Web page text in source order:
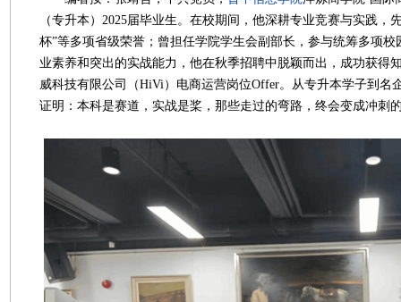
（专升本）2025届毕业生。在校期间，他深耕专业竞赛与实践，
杯”等多项省级荣誉；曾担任学院学生会副部长，参与统筹多项校
业素养和突出的实战能力，他在秋季招聘中脱颖而出，成功获
威科技有限公司（HiVi）电商运营岗位Offer。从专升本学子到名
证明：本科是赛道，实战是桨，那些走过的弯路，终会变成冲刺